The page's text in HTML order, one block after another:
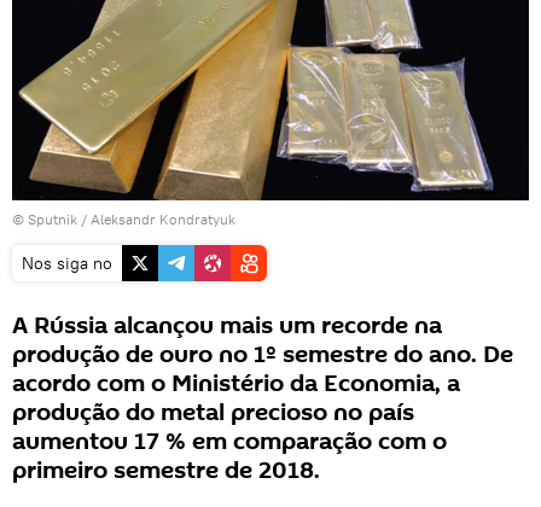
© Sputnik / Aleksandr Kondratyuk
Nos siga no
A Rússia alcançou mais um recorde na
produção de ouro no 1º semestre do ano. De
acordo com o Ministério da Economia, a
produção do metal precioso no país
aumentou 17 % em comparação com o
primeiro semestre de 2018.